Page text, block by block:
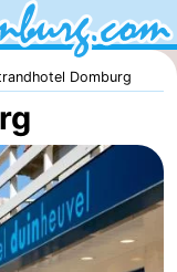
Domburg